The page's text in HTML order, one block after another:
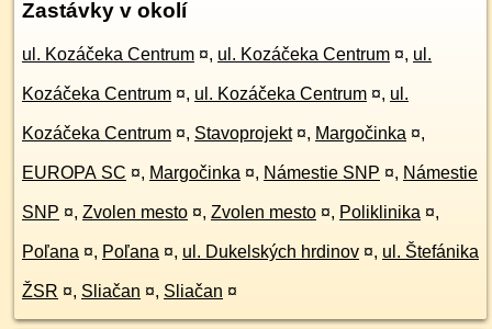
Zastávky v okolí
ul. Kozáčeka Centrum ¤, ul. Kozáčeka Centrum ¤, ul.
Kozáčeka Centrum ¤, ul. Kozáčeka Centrum ¤, ul.
Kozáčeka Centrum ¤, Stavoprojekt ¤, Margočinka ¤,
EUROPA SC ¤, Margočinka ¤, Námestie SNP ¤, Námestie
SNP ¤, Zvolen mesto ¤, Zvolen mesto ¤, Poliklinika ¤,
Poľana ¤, Poľana ¤, ul. Dukelských hrdinov ¤, ul. Štefánika
ŽSR ¤, Sliačan ¤, Sliačan ¤